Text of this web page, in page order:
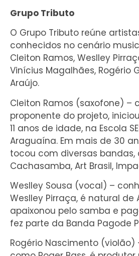
Grupo Tributo
O Grupo Tributo reúne
conhecidos no cenário
Cleiton Ramos, Weslley
Vinícius Magalhães, Rogério
Araújo.
Cleiton Ramos (saxofone) –
proponente do projeto,
11 anos de idade, na Escola
Araguaína. Em mais de 30
tocou com diversas bandas,
Cachasamba, Art Brasil,
Weslley Sousa (vocal) –
Weslley Pirraça, é natural de
apaixonou pelo samba e
fez parte da Banda Pagode
Rogério Nascimento